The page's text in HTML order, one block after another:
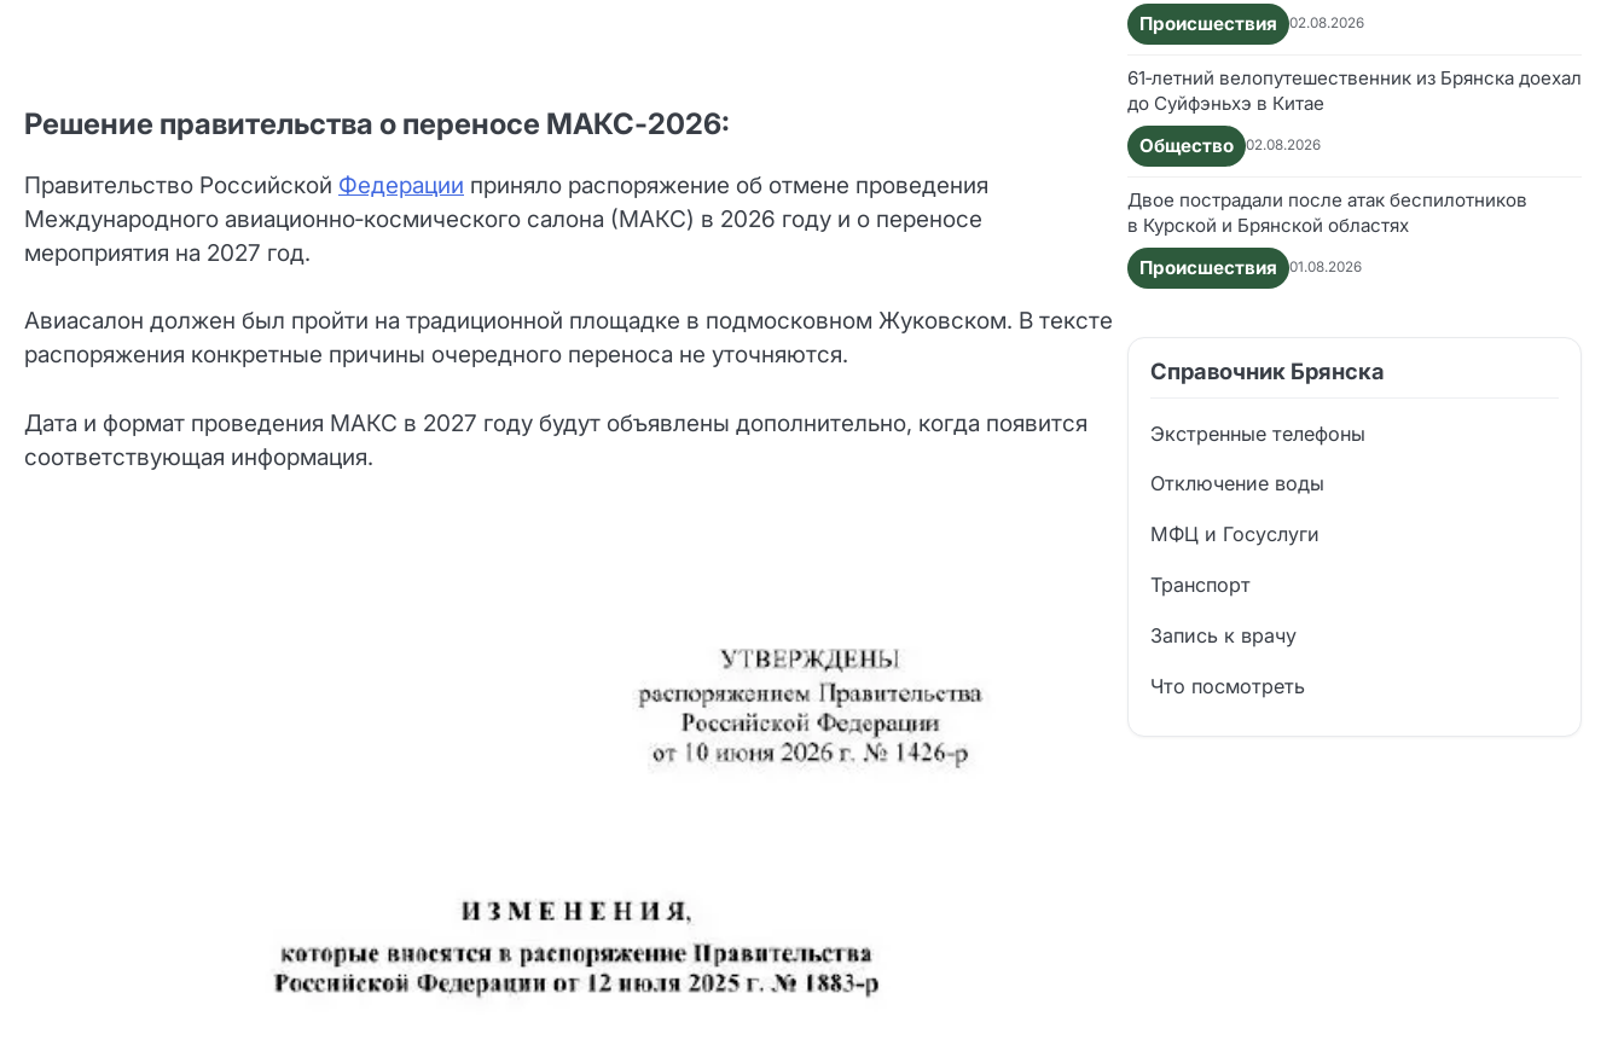
Решение правительства о переносе МАКС‑2026:
Правительство Российской Федерации приняло распоряжение об отмене проведения
Международного авиационно‑космического салона (МАКС) в 2026 году и о переносе
мероприятия на 2027 год.
Авиасалон должен был пройти на традиционной площадке в подмосковном Жуковском. В тексте
распоряжения конкретные причины очередного переноса не уточняются.
Дата и формат проведения МАКС в 2027 году будут объявлены дополнительно, когда появится
соответствующая информация.
Происшествия
02.08.2026
61‑летний велопутешественник из Брянска доехал
до Суйфэньхэ в Китае
Общество
02.08.2026
Двое пострадали после атак беспилотников
в Курской и Брянской областях
Происшествия
01.08.2026
Справочник Брянска
Экстренные телефоны
Отключение воды
МФЦ и Госуслуги
Транспорт
Запись к врачу
Что посмотреть